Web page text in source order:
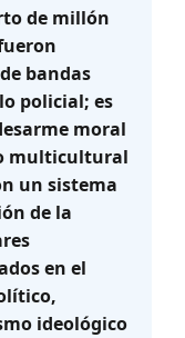
de millón
bandas
policial; es
moral
multicultural
un sistema
de la
en el
ideológico